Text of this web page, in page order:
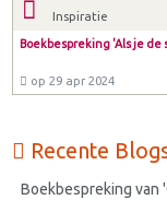
Inspiratie
Boekbespreking 'Als je de
op 29 apr 2024
Recente
Boekbespreking van